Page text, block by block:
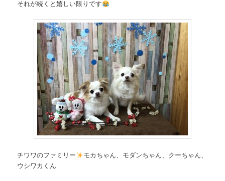
それが続くと嬉しい限りです
チワワのファミリー
モカちゃん、モダンちゃん、クーちゃん、
ウシワカくん